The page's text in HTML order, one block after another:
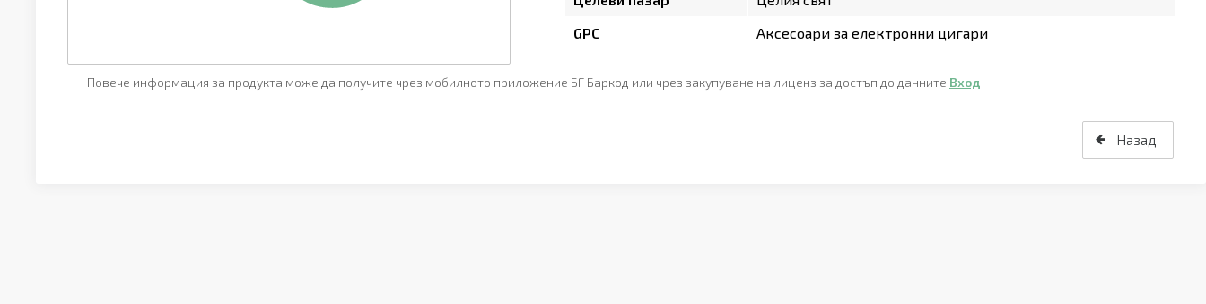
GPC
Аксесоари за електронни цигари
Повече информация за продукта може да получите чрез мобилното приложение БГ Баркод или чрез закупуване на лиценз за достъп до данните Вход
Назад